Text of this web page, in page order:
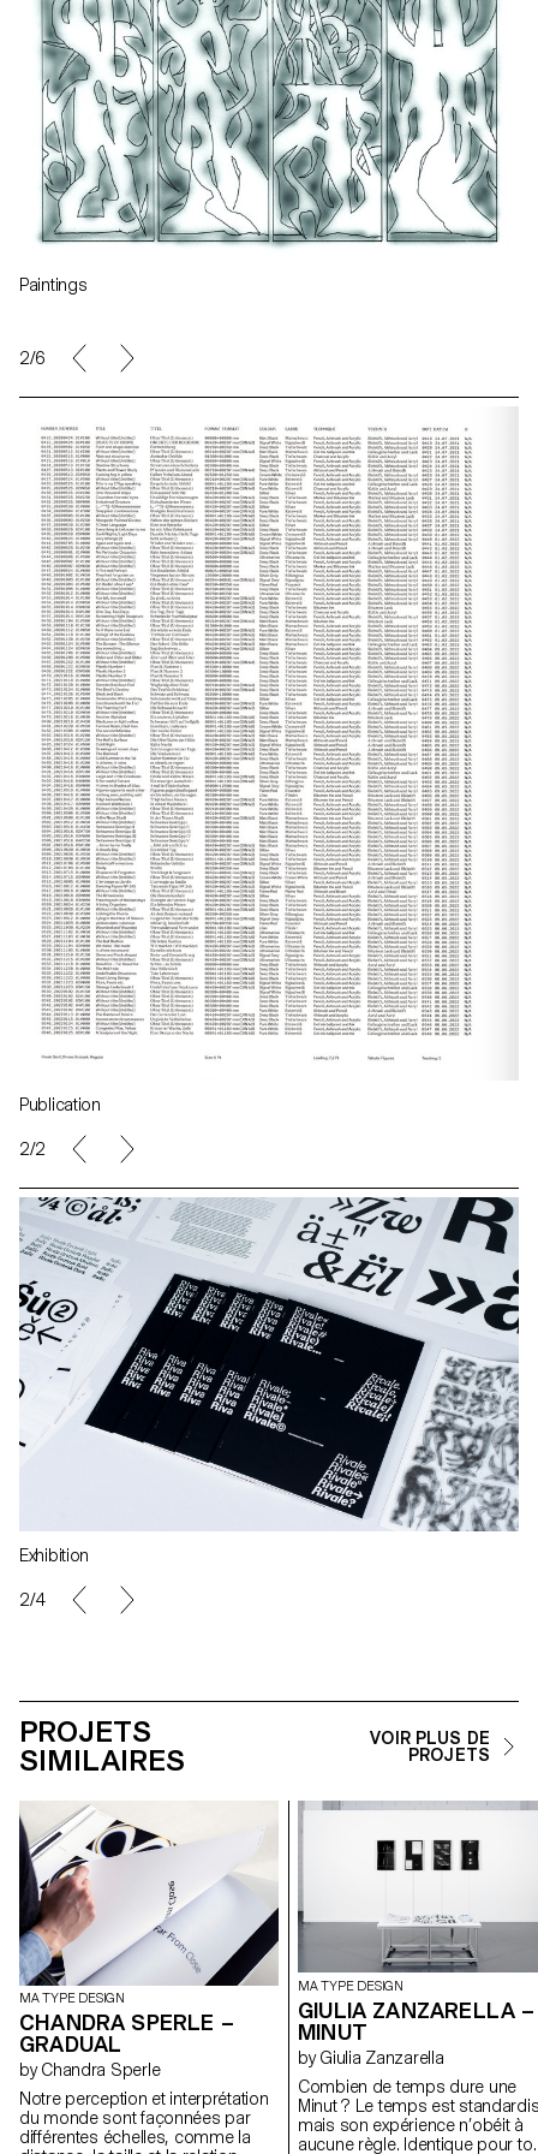
Paintings
2/6
Publication
2/2
Exhibition
2/4
PROJETS
SIMILAIRES
VOIR PLUS DE
PROJETS
MA TYPE DESIGN
CHANDRA SPERLE –
GRADUAL
by Chandra Sperle
Notre perception et interprétation
du monde sont façonnées par
différentes échelles, comme la
MA TYPE DESIGN
GIULIA ZANZARELLA –
MINUT
by Giulia Zanzarella
Combien de temps dure une
Minut ? Le temps est
mais son expérience n’obéit à
aucune règle. Identique pour